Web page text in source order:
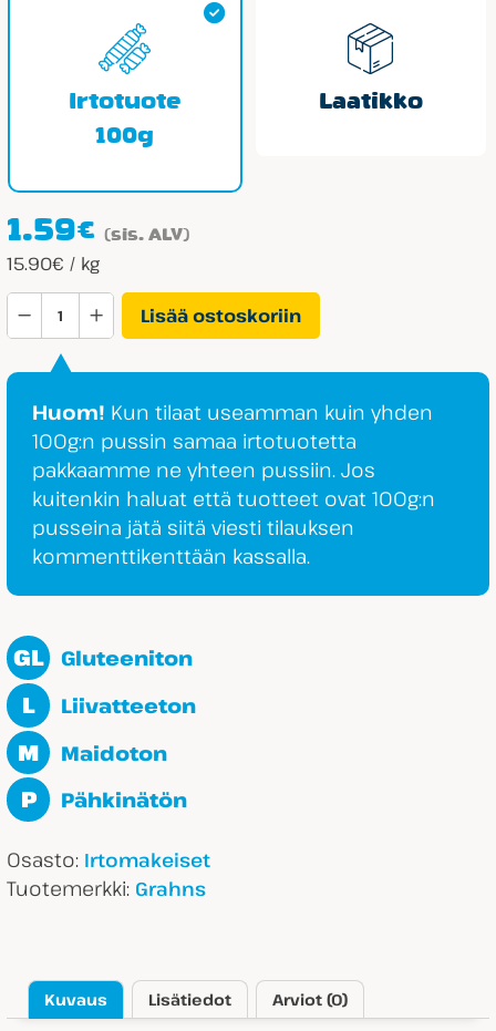
Irtotuote
100g
Laatikko
1.59€ (sis. ALV)
15.90€ / kg
Grahns
Pärontwins
määrä
Lisää ostoskoriin
Huom! Kun tilaat useamman kuin yhden
100g:n pussin samaa irtotuotetta
pakkaamme ne yhteen pussiin. Jos
kuitenkin haluat että tuotteet ovat 100g:n
pusseina jätä siitä viesti tilauksen
kommenttikenttään kassalla.
GL Gluteeniton
L Liivatteeton
M Maidoton
P Pähkinätön
Osasto: Irtomakeiset
Tuotemerkki: Grahns
Kuvaus Lisätiedot Arviot (0)